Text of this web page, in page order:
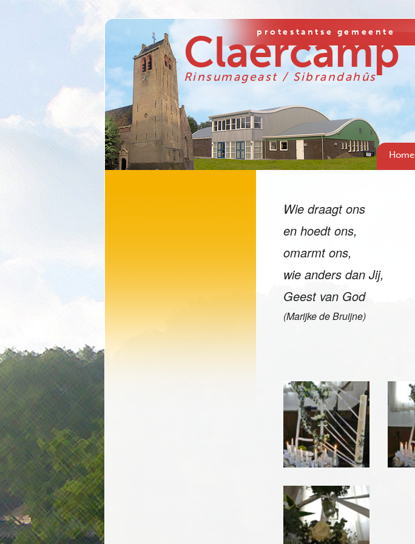
protestantse gemeente
Claercamp
Rinsumageast / Sibrandahûs
Home
Wie draagt ons
en hoedt ons,
omarmt ons,
wie anders dan Jij,
Geest van God
(Marijke de Bruijne)